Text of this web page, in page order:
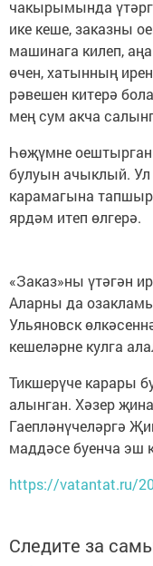
чакырымында
ике кеше, заказны
машинага килеп,
өчен, хатынның
рәвешен китерә
мең сум акча
Һөҗүмне
булуын ачыклый. Ул
карамагына
ярдәм итеп өлгерә.
«Заказ»ны үтәгән
Аларны да
Ульяновск
кешеләрне кулга
Тикшерүче карары
алынган. Хәзер
Гаепләнүчеләргә
маддәсе буенча эш
https://vatantat.ru/
Следите за